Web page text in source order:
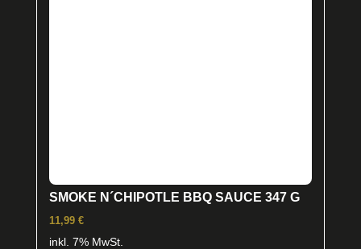
SMOKE N´CHIPOTLE BBQ SAUCE 347 G
11,99 €
inkl. 7% MwSt.